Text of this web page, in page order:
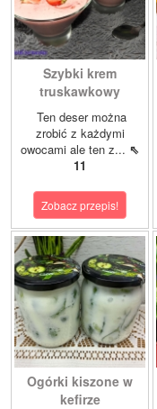
Szybki krem
truskawkowy
Ten deser można
zrobić z każdymi
owocami ale ten z... ⇖
11
Zobacz przepis!
Ogórki kiszone w
kefirze